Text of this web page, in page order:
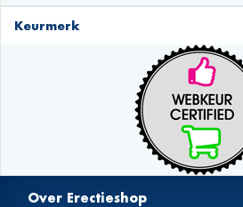
Keurmerk
Over Erectieshop